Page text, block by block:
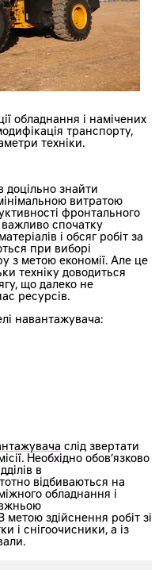
обладнання і намічених
транспорту,
техніки.
доцільно знайти
витратою
фронтального
спочатку
і обсяг робіт за
при виборі
з метою економії. Але це
техніку доводиться
що далеко не
ресурсів.
навантажувача:
слід звертати
Необхідно обов’язково
в
відбиваються на
обладнання і
здійснення робіт зі
і снігоочисники, а із